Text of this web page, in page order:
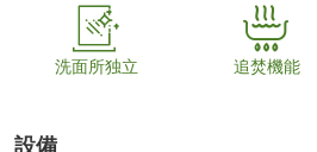
洗面所独立 追焚機能
設備